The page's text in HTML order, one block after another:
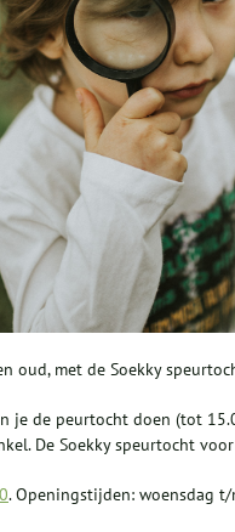
met de Soekky
je de peurtocht doen (tot
De Soekky speurtocht
. Openingstijden: woensdag